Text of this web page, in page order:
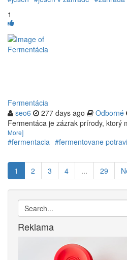
1
Fermentácia
seo6
277 days ago Odborné
Fermentáca je zázrak prírody, ktorý
More]
#fermentacia #fermentovane
1 2 3 4 ... 29
Reklama